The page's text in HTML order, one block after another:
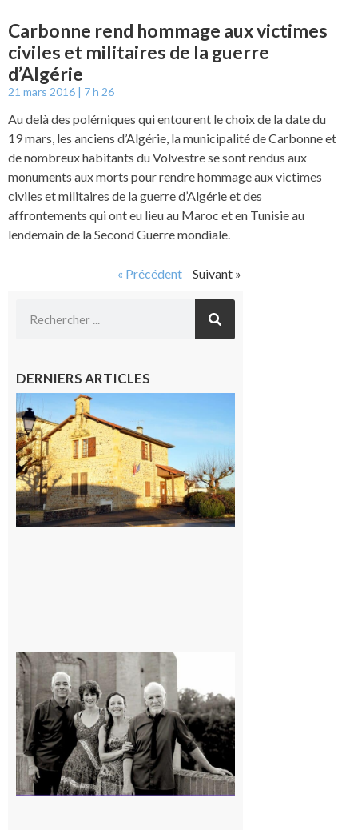
Carbonne rend hommage aux victimes
civiles et militaires de la guerre
d’Algérie
21 mars 2016 7 h 26
Au delà des polémiques qui entourent le choix de la date du
19 mars, les anciens d’Algérie, la municipalité de Carbonne et
de nombreux habitants du Volvestre se sont rendus aux
monuments aux morts pour rendre hommage aux victimes
civiles et militaires de la guerre d’Algérie et des
affrontements qui ont eu lieu au Maroc et en Tunisie au
lendemain de la Second Guerre mondiale.
« Précédent Suivant »
DERNIERS ARTICLES